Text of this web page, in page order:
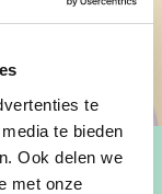
te
te bieden
Ook delen we
met onze